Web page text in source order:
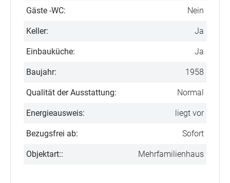
Gäste -WC: Nein
Keller: Ja
Einbauküche: Ja
Baujahr: 1958
Qualität der Ausstattung: Normal
Energieausweis: liegt vor
Bezugsfrei ab: Sofort
Objektart:: Mehrfamilienhaus